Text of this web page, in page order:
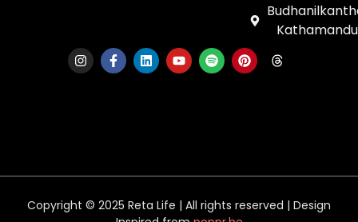
Kathamandu
Copyright © 2025 Reta Life | All rights reserved | Design